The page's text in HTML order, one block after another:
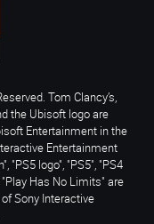
Tom Clancy’s,
the Ubisoft logo are
Entertainment in the
Entertainment
"PS5 logo", "PS5", "PS4
"Play Has No Limits" are
Sony Interactive